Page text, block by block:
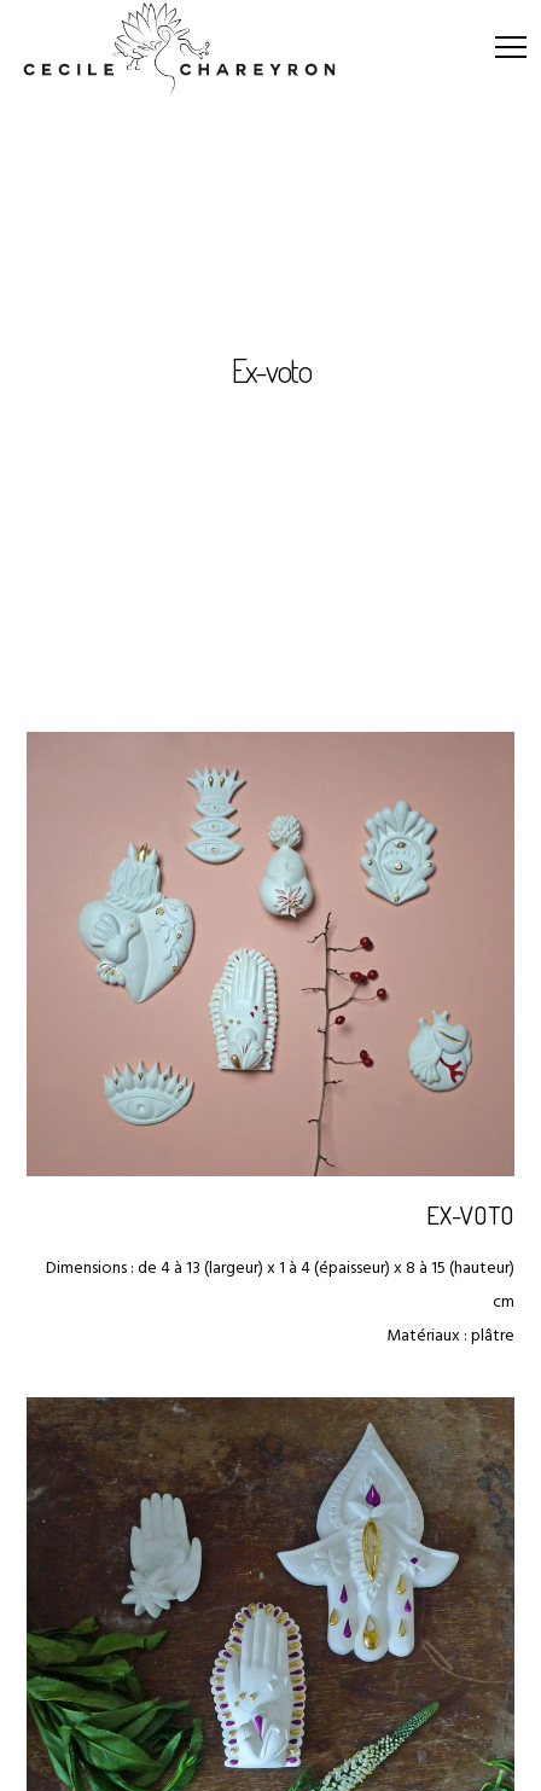
Ex-voto
EX-VOTO
Dimensions : de 4 à 13 (largeur) x 1 à 4 (épaisseur) x 8 à 15 (hauteur)
cm
Matériaux : plâtre